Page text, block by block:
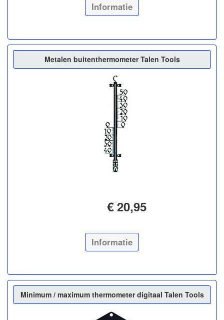
Informatie
Metalen buitenthermometer Talen Tools
€ 20,95
Informatie
Minimum / maximum thermometer digitaal Talen Tools